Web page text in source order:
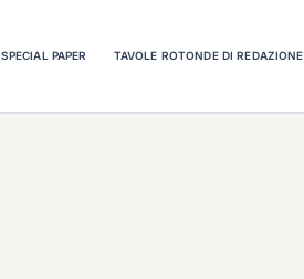
SPECIAL PAPER TAVOLE ROTONDE DI REDAZIONE